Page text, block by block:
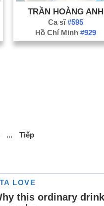
TRẦN HOÀNG ANH
Ca sĩ#595
Hồ Chí Minh#929
... Tiếp